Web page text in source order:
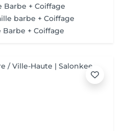
Barbe + Coiffage
barbe + Coiffage
Barbe + Coiffage